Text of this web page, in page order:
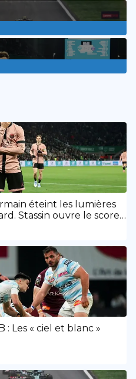
éteint les lumières
Stassin ouvre le score,
: Les « ciel et blanc »